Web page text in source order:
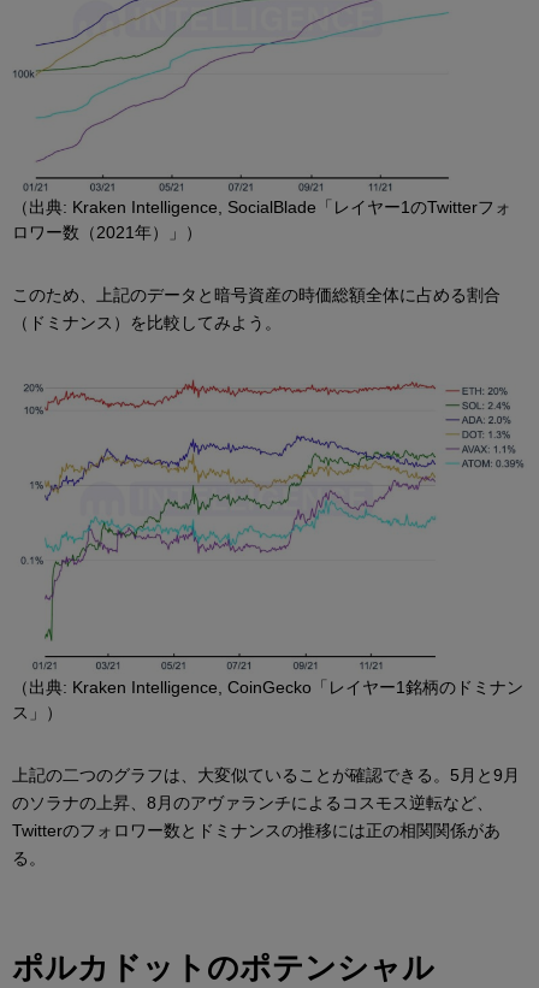
（出典: Kraken Intelligence, SocialBlade「レイヤー1のTwitterフォ
ロワー数（2021年）」）
このため、上記のデータと暗号資産の時価総額全体に占める割合
（ドミナンス）を比較してみよう。
（出典: Kraken Intelligence, CoinGecko「レイヤー1銘柄のドミナン
ス」）
上記の二つのグラフは、大変似ていることが確認できる。5月と9月
のソラナの上昇、8月のアヴァランチによるコスモス逆転など、
Twitterのフォロワー数とドミナンスの推移には正の相関関係があ
る。
ポルカドットのポテンシャル